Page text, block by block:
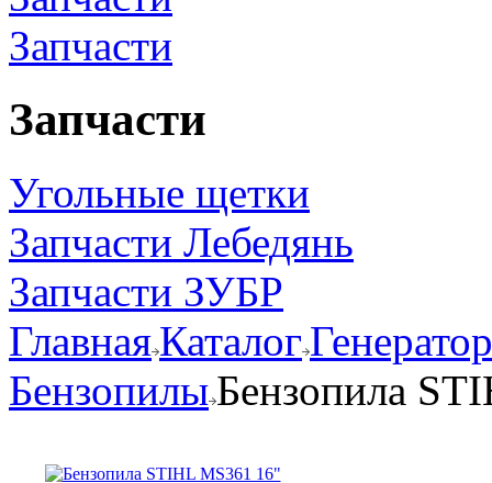
Запчасти
Запчасти
Угольные щетки
Запчасти Лебедянь
Запчасти ЗУБР
ГлавнаяКаталог
БензопилыБензопила